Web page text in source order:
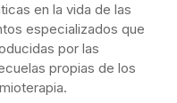
en la vida de las
especializados que
por las
propias de los